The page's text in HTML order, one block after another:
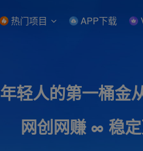
热门项目 APP下载
年轻人的第一桶金
网创网赚 ∞ 稳